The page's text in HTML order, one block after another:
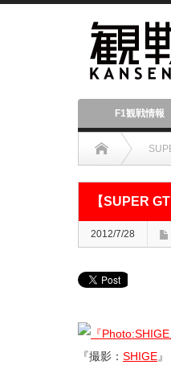
F1観戦情報
【SUPER
2012/7/28
『撮影： SHIGE』